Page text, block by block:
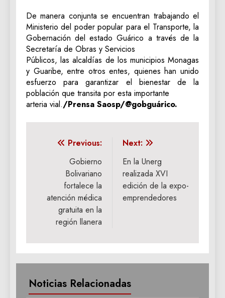
De manera conjunta se encuentran trabajando el
Ministerio del poder popular para el Transporte, la
Gobernación del estado Guárico a través de la
Secretaría de Obras y Servicios
Públicos, las alcaldías de los municipios Monagas
y Guaribe, entre otros entes, quienes han unido
esfuerzo para garantizar el bienestar de la
población que transita por esta importante
arteria vial./Prensa Saosp/@gobguárico.
Navegación
entradas
Previous:
Gobierno
Bolivariano
fortalece la
atención médica
gratuita en la
región llanera
Next:
En la Unerg
realizada XVI
edición de la expo-
emprendedores
Noticias Relacionadas